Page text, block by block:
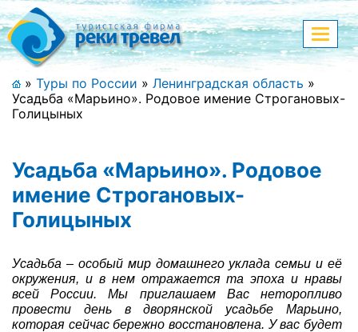
Меню
+7 (911) 182-44-68
Адрес офиса, контакты
Главная
Праздничные туры
Страны и направления
меню
» Туры по России » Ленинградская область »
Усадьба «Марьино». Родовое имение Строгановых-
Голицыных
Усадьба «Марьино». Родовое
имение Строгановых-
Голицыных
Усадьба – особый мир домашнего уклада семьи и её
окружения, и в нем отражается та эпоха и нравы
всей России. Мы приглашаем Вас неторопливо
провести день в дворянской усадьбе Марьино,
которая сейчас бережно восстановлена. У вас будет